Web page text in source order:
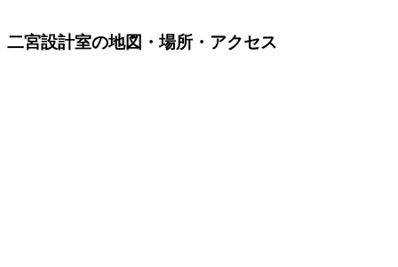
二宮設計室の地図・場所・アクセス